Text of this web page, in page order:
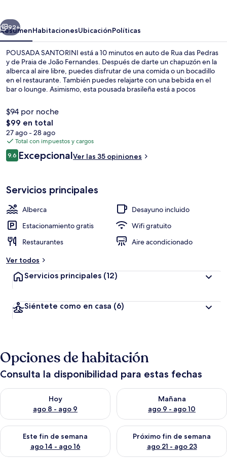
Siguiente
92+
ResumenHabitacionesUbicaciónPolíticas
POUSADA SANTORINI está a 10 minutos en auto de Rua das Pedras
y de Praia de João Fernandes. Después de darte un chapuzón en la
alberca al aire libre, puedes disfrutar de una comida o un bocadillo
en el restaurante. También puedes relajarte con una bebida en el
bar o lounge. Asimismo, esta pousada brasileña está a pocos
$94 por noche
El
precio
total
es
de
$99 en total
27 ago - 28 ago
Total con impuestos y cargos
Opiniones
9.69.6 de 10,
ExcepcionalVer las 35 opiniones
Servicios principales
Alberca
Desayuno incluido
Estacionamiento gratis
Wifi gratuito
Restaurantes
Aire acondicionado
Ver todos
Servicios principales (12)
Siéntete como en casa (6)
Opciones de habitación
Consulta la disponibilidad para estas fechas
Hoy
ago 8 - ago 9
Consulta la disponibilidad para hoy ago 8 - ago 9
Mañana
ago 9 - ago 10
Consulta la disponibilidad
Este fin de semana
ago 14 - ago 16
Consulta la disponibilidad para este fin de semana ago 14 -
Próximo fin de semana
ago 21 - ago 23
Consulta la disponibilidad